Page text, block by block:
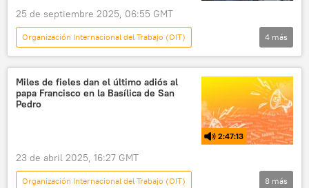
25 de septiembre 2025, 06:55 GMT
Organización Internacional del Trabajo (OIT)
América Latina
jóvenes
mercado laboral
México
4 más
Miles de fieles dan el último adiós al
papa Francisco en la Basílica de San
Pedro
2:47:13
23 de abril 2025, 16:27 GMT
Organización Internacional del Trabajo (OIT)
8 más